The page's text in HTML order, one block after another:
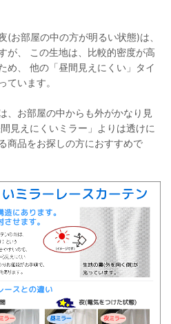
(お部屋の中の方が明るい状態)は、
が、 この生地は、比較的密度が高
め、 他の「昼間見えにくい」タイ
ています。
、お部屋の中からも外がかなり見
見えにくいミラー」よりは透けに
商品をお探しの方におすすめで